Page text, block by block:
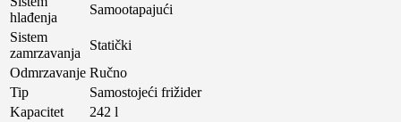
hlađenja
Samootapajući
Sistem
zamrzavanja
Statički
Odmrzavanje Ručno
Tip
Samostojeći frižider
Kapacitet
242 l